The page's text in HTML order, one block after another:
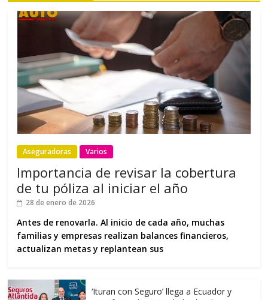
Aseguradoras Varios
Importancia de revisar la cobertura
de tu póliza al iniciar el año
28 de enero de 2026
Antes de renovarla. Al inicio de cada año, muchas
familias y empresas realizan balances financieros,
actualizan metas y replantean sus
‘Ituran con Seguro’ llega a Ecuador y